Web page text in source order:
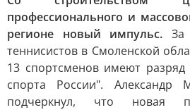
профессионального и
регионе новый импульс. За
теннисистов в Смоленской
13 спортсменов имеют разряд
спорта России". Александр
подчеркнул, что новая